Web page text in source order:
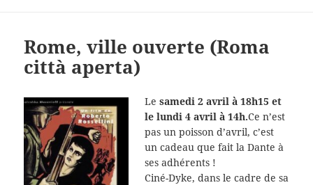
Rome, ville ouverte (Roma
città aperta)
Le samedi 2 avril à 18h15 et
le lundi 4 avril à 14h.Ce n’est
pas un poisson d’avril, c’est
un cadeau que fait la Dante à
ses adhérents !
Ciné-Dyke, dans le cadre de sa